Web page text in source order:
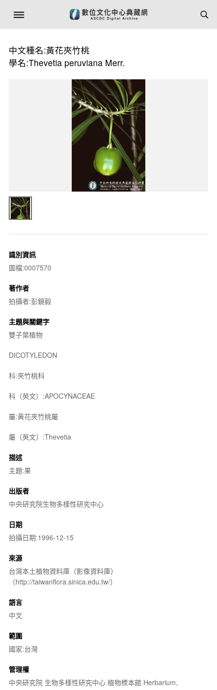
中文種名:黃花夾竹桃
學名:Thevetia peruviana Merr.
識別資訊
圖檔:0007570
著作者
拍攝者:彭鏡毅
主題與關鍵字
雙子葉植物
DICOTYLEDON
科:夾竹桃科
科（英文）:APOCYNACEAE
屬:黃花夾竹桃屬
屬（英文）:Thevetia
描述
主題:果
出版者
中央研究院生物多樣性研究中心
日期
拍攝日期:1996-12-15
來源
台灣本土植物資料庫（影像資料庫）
（http://taiwanflora.sinica.edu.tw/）
語言
中文
範圍
國家:台灣
管理權
中央研究院 生物多樣性研究中心 植物標本館 Herbarium,